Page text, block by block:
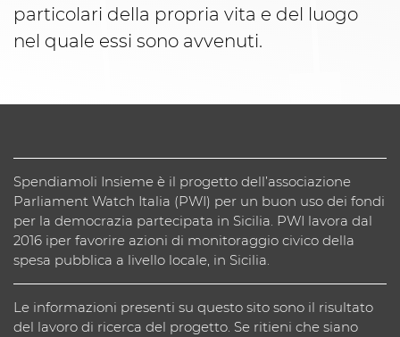
particolari della propria vita e del luogo
nel quale essi sono avvenuti.
Spendiamoli Insieme è il progetto dell’associazione
Parliament Watch Italia (PWI) per un buon uso dei fondi
per la democrazia partecipata in Sicilia. PWI lavora dal
2016 iper favorire azioni di monitoraggio civico della
spesa pubblica a livello locale, in Sicilia.
Le informazioni presenti su questo sito sono il risultato
del lavoro di ricerca del progetto. Se ritieni che siano